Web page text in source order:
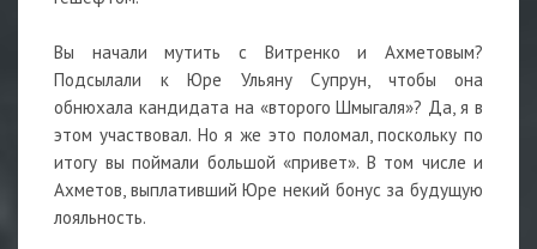
Вы начали мутить с Витренко и Ахметовым?
Подсылали к Юре Ульяну Супрун, чтобы она
обнюхала кандидата на «второго Шмыгаля»? Да, я в
этом участвовал. Но я же это поломал, поскольку по
итогу вы поймали большой «привет». В том числе и
Ахметов, выплативший Юре некий бонус за будущую
лояльность.